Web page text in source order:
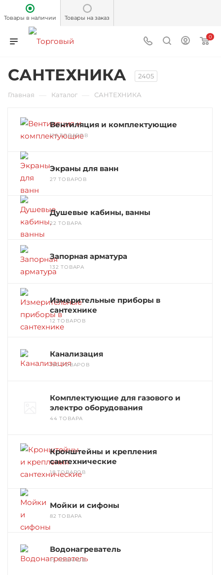
Товары в наличии Товары на заказ
0
САНТЕХНИКА 2405
Главная Каталог САНТЕХНИКА
Вентиляция и комплектующие
116 ТОВАРОВ
Экраны для ванн
27 ТОВАРОВ
Душевые кабины, ванны
22 ТОВАРА
Запорная арматура
132 ТОВАРА
Измерительные приборы в
сантехнике
12 ТОВАРОВ
Канализация
190 ТОВАРОВ
Комплектующие для газового и
электро оборудования
44 ТОВАРА
Кронштейны и крепления
сантехнические
18 ТОВАРОВ
Мойки и сифоны
82 ТОВАРА
Водонагреватель
19 ТОВАРОВ